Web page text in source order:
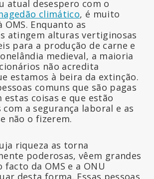
atual desespero com o
climático, é muito
OMS. Enquanto as
atingem alturas vertiginosas
para a produção de carne e
medieval, a maioria
não acredita
estamos à beira da extinção.
comuns que são pagas
estas coisas e que estão
com a segurança laboral e as
não o fizerem.
riqueza as torna
poderosas, vêem grandes
facto da OMS e a ONU
desta forma. Essas pessoas